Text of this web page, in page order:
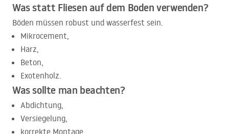
Was statt Fliesen auf dem Boden verwenden?
Böden müssen robust und wasserfest sein.
Mikrocement,
Harz,
Beton,
Exotenholz.
Was sollte man beachten?
Abdichtung,
Versiegelung,
korrekte Montage,